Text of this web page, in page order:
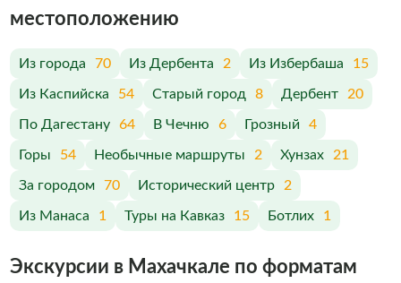
меcтоположению
Из города 70 Из Дербента 2 Из Избербаша 15
Из Каспийска 54 Старый город 8 Дербент 20
По Дагестану 64 В Чечню 6 Грозный 4
Горы 54 Необычные маршруты 2 Хунзах 21
За городом 70 Исторический центр 2
Из Манаса 1 Туры на Кавказ 15 Ботлих 1
Экскурсии в Махачкале по форматам